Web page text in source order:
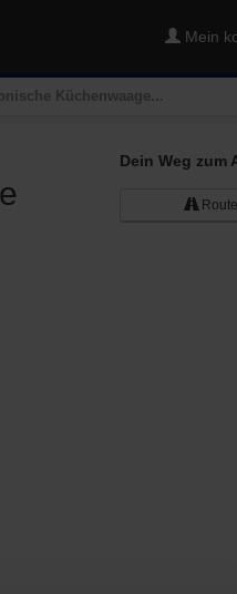
Mein
Küchenwaage...
Dein Weg zum